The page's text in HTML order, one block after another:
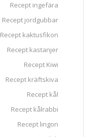
Recept ingefära
Recept jordgubbar
Recept kaktusfikon
Recept kastanjer
Recept Kiwi
Recept kräftskiva
Recept kål
Recept kålrabbi
Recept lingon